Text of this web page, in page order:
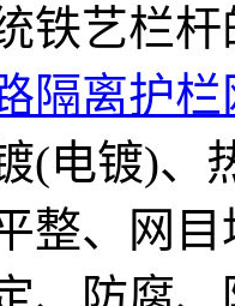
铁艺栏
隔离护栏
(电镀)、
整、网